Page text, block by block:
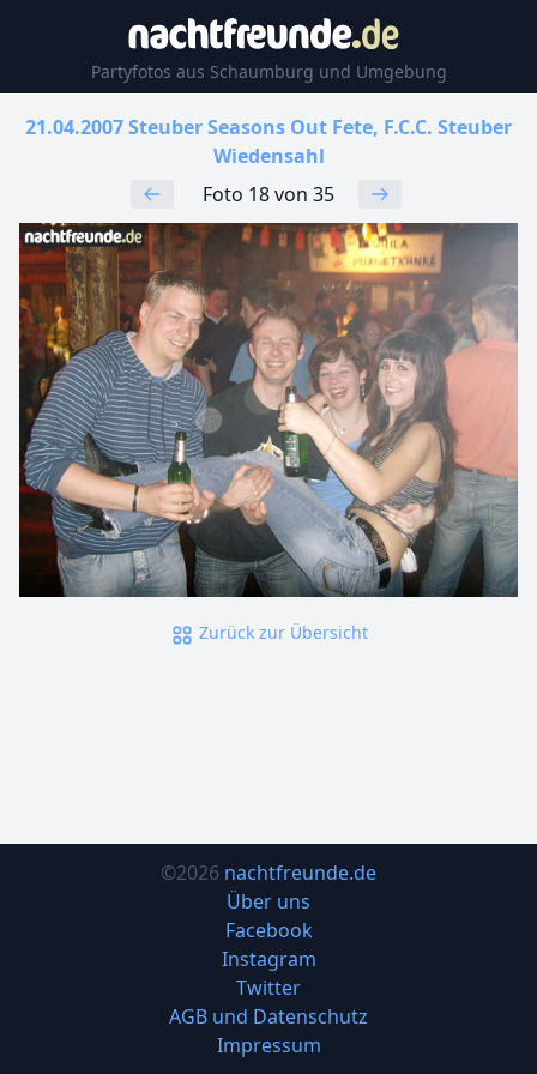
Partyfotos aus Schaumburg und Umgebung
21.04.2007 Steuber Seasons Out Fete, F.C.C. Steuber
Wiedensahl
Foto 18 von 35
Zurück zur Übersicht
©2026 nachtfreunde.de
Über uns
Facebook
Instagram
Twitter
AGB und Datenschutz
Impressum